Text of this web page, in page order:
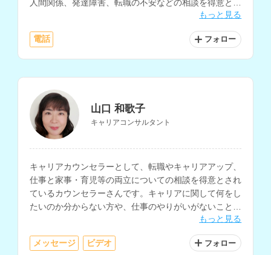
人間関係、発達障害、転職の不安などの相談を得意とさ
もっと見る
電話 フォロー
山口 和歌子
キャリアコンサルタント
キャリアカウンセラーとして、転職やキャリアアップ、
仕事と家事・育児等の両立についての相談を得意とされ
ているカウンセラーさんです。キャリアに関して何をし
たいのか分からない方や、仕事のやりがいがないことに
もっと見る
メッセージ ビデオ フォロー